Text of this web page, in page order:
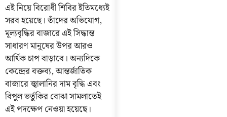
এই নিয়ে বিরোধী শিবির ইতিমধ্যেই
সরব হয়েছে। তাঁদের অভিযোগ,
মূল্যবৃদ্ধির বাজারে এই সিদ্ধান্ত
সাধারণ মানুষের উপর আরও
আর্থিক চাপ বাড়াবে। অন্যদিকে
কেন্দ্রের বক্তব্য, আন্তর্জাতিক
বাজারে জ্বালানির দাম বৃদ্ধি এবং
বিপুল ভর্তুকির বোঝা সামলাতেই
এই পদক্ষেপ নেওয়া হয়েছে।